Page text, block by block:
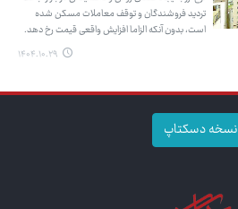
تردید فروشندگان و توقف معاملات مسکن شده
است، بدون آنکه الزاما افزایش واقعی قیمت رخ دهد.
۱۴۰۴.۱۰.۲۹
نسخه دسکتاپ